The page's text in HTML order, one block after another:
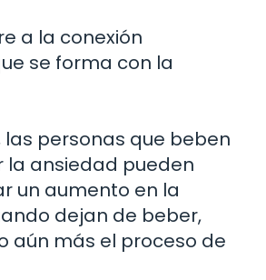
a la conexión
se forma con la
las personas que beben
ansiedad pueden
un aumento en la
dejan de beber,
aún más el proceso de